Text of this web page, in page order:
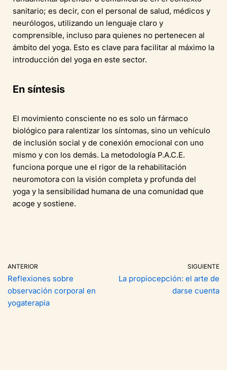
sanitario; es decir, con el personal de salud, médicos y
neurólogos, utilizando un lenguaje claro y
comprensible, incluso para quienes no pertenecen al
ámbito del yoga. Esto es clave para facilitar al máximo la
introducción del yoga en este sector.
En síntesis
El movimiento consciente no es solo un fármaco
biológico para ralentizar los síntomas, sino un vehículo
de inclusión social y de conexión emocional con uno
mismo y con los demás. La metodología P.A.C.E.
funciona porque une el rigor de la rehabilitación
neuromotora con la visión completa y profunda del
yoga y la sensibilidad humana de una comunidad que
acoge y sostiene.
ANTERIOR
Reflexiones sobre
observación corporal en
yogaterapia
SIGUIENTE
La propiocepción: el arte de
darse cuenta